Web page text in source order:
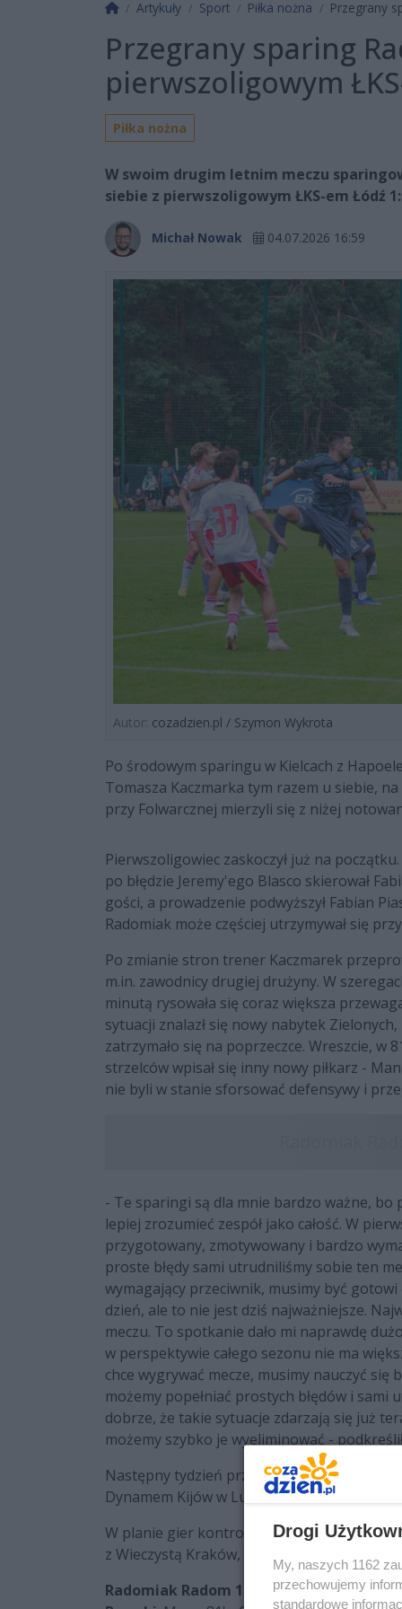
Strona główna
Artykuły Sport Piłka nożna Przegrany
Przegrany sparing
pierwszoligowym
Piłka nożna
W swoim drugim letnim meczu
siebie z pierwszoligowym ŁKS-em Łódź
Michał Nowak 04.07.2026 16:59
Autor: cozadzien.pl / Szymon Wykrota
Po środowym sparingu w Kielcach z
Tomasza Kaczmarka tym razem u siebie,
przy Folwarcznej mierzyli się z niżej
Pierwszoligowiec zaskoczył już na
po błędzie Jeremy'ego Blasco skierował
gości, a prowadzenie podwyższył Fabian
Radomiak może częściej utrzymywał się
Po zmianie stron trener Kaczmarek
m.in. zawodnicy drugiej drużyny. W
minutą rysowała się coraz większa
sytuacji znalazł się nowy nabytek
zatrzymało się na poprzeczce. Wreszcie, w
strzelców wpisał się inny nowy piłkarz -
nie byli w stanie sforsować defensywy i
- Te sparingi są dla mnie bardzo ważne,
lepiej zrozumieć zespół jako całość. W
przygotowany, zmotywowany i bardzo
proste błędy sami utrudniliśmy sobie ten
wymagający przeciwnik, musimy być
dzień, ale to nie jest dziś najważniejsze.
meczu. To spotkanie dało mi naprawdę
w perspektywie całego sezonu nie ma
chce wygrywać mecze, musimy nauczyć
możemy popełniać prostych błędów i
dobrze, że takie sytuacje zdarzają się już
możemy szybko je wyeliminować -
Następny tydzień przygotowań Radomiak
Dynamem Kijów w Lublinie.
W planie gier kontrolnych pojawiło się
z Wieczystą Kraków, a więc 25 lipca,
Radomiak Radom 1:2 ŁKS Łódź (0:2)
Drogi
My, naszych 1162
przechowujemy
standardowe